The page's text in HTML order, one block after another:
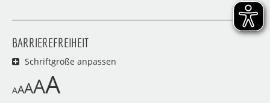
BARRIEREFREIHEIT
Schriftgröße anpassen
AAAAA